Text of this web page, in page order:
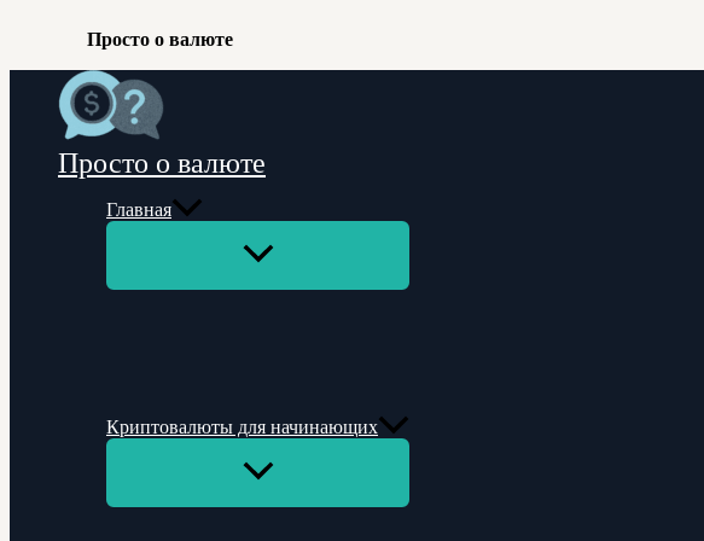
Просто о валюте
Перейти
содержимому
Просто о валюте
Главная
Переключатель
Криптовалюты для начинающих
Переключатель